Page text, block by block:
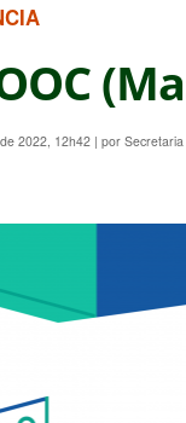
2022, 12h42 | por